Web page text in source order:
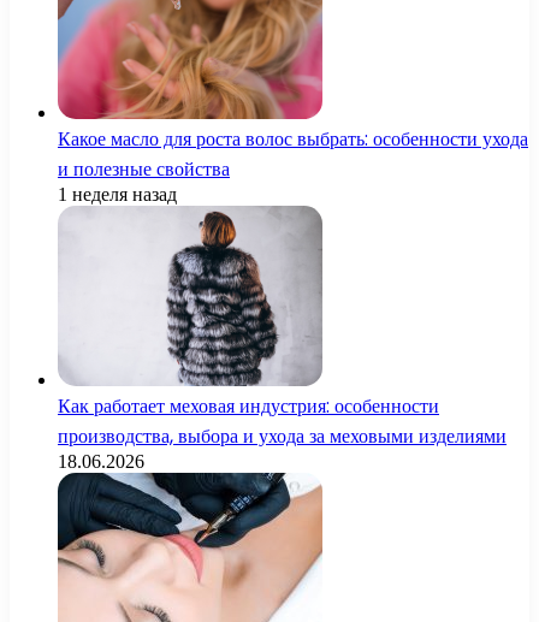
Какое масло для роста волос выбрать: особенности ухода
и полезные свойства
1 неделя назад
Как работает меховая индустрия: особенности
производства, выбора и ухода за меховыми изделиями
18.06.2026